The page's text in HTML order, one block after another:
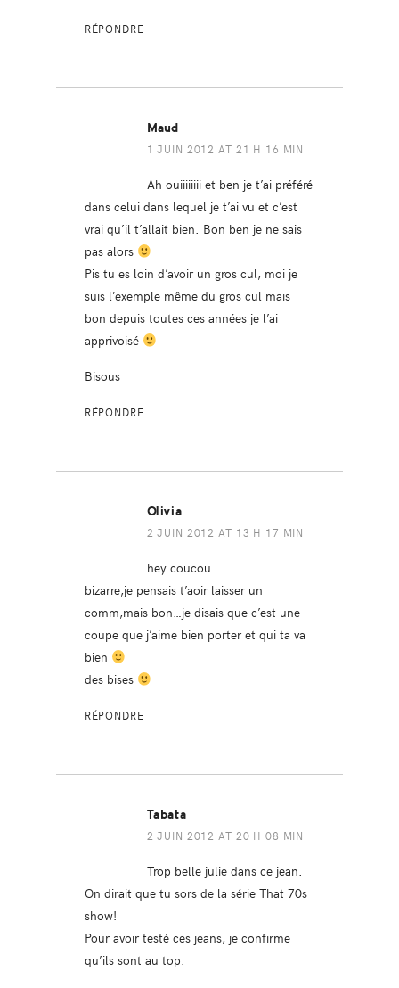
RÉPONDRE
Maud
1 JUIN 2012 AT 21 H 16 MIN
Ah ouiiiiiiii et ben je t’ai préféré
dans celui dans lequel je t’ai vu et c’est
vrai qu’il t’allait bien. Bon ben je ne sais
pas alors
Pis tu es loin d’avoir un gros cul, moi je
suis l’exemple même du gros cul mais
bon depuis toutes ces années je l’ai
apprivoisé
Bisous
RÉPONDRE
Olivia
2 JUIN 2012 AT 13 H 17 MIN
hey coucou
bizarre,je pensais t’aoir laisser un
comm,mais bon…je disais que c’est une
coupe que j’aime bien porter et qui ta va
bien
des bises
RÉPONDRE
Tabata
2 JUIN 2012 AT 20 H 08 MIN
Trop belle julie dans ce jean.
On dirait que tu sors de la série That 70s
show!
Pour avoir testé ces jeans, je confirme
qu’ils sont au top.